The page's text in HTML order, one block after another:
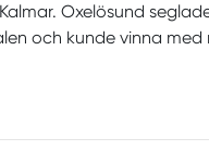
Oxelösund
och kunde vinna